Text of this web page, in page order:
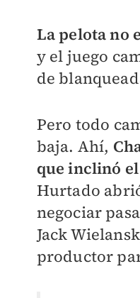
La pelota no
y el juego
de
Pero todo
baja. Ahí,
que inclinó
Hurtado
negociar
Jack
productor